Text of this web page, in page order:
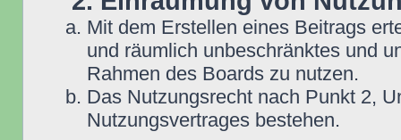
Mit dem Erstellen eines Beitrags
und räumlich unbeschränktes und
Rahmen des Boards zu nutzen.
Das Nutzungsrecht nach Punkt 2,
Nutzungsvertrages bestehen.